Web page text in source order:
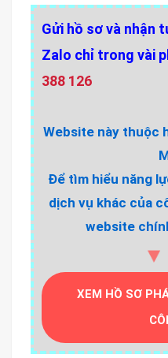
Gửi hồ sơ và nhận
Zalo chỉ trong vài
388 126
Website này thuộc
Để tìm hiểu năng
dịch vụ khác của
website
XEM HỒ SƠ